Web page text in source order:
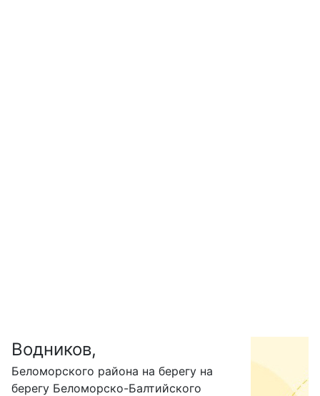
Водников,
Беломорского района на берегу на
берегу Беломорско-Балтийского